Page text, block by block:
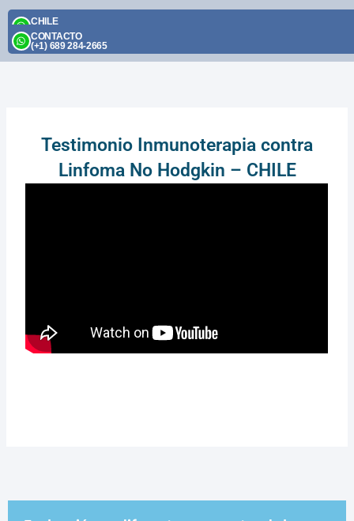
Skip
content
CHILE
(+56) 9 2395 1174
CONTACTO
(+1) 689 284-2665
Testimonio Inmunoterapia contra
Linfoma No Hodgkin – CHILE